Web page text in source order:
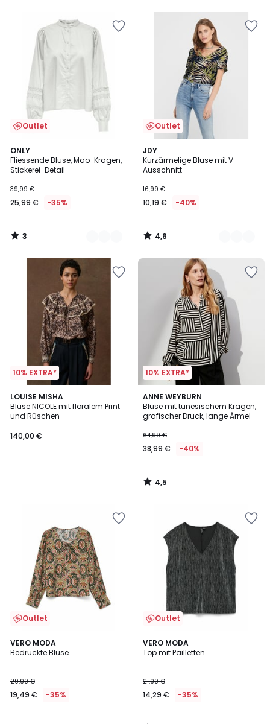
Outlet
ONLY
Fliessende Bluse, Mao-Kragen,
Stickerei-Detail
39,99 €
25,99 € -35%
3
/
5
2
Farben
3
/
Outlet
JDY
Kurzärmelige Bluse mit V-
Ausschnitt
16,99 €
10,19 € -40%
4,6
/ 5
3
Farben
4,6
/
10% EXTRA*
LOUISE MISHA
Bluse NICOLE mit floralem Print
und Rüschen
140,00 €
10% EXTRA*
ANNE WEYBURN
Bluse mit tunesischem Kragen,
grafischer Druck, lange Ärmel
64,99 €
38,99 € -40%
4,5
/ 5
4,5
/
Outlet
VERO MODA
Bedruckte Bluse
29,99 €
19,49 € -35%
Outlet
VERO MODA
Top mit Pailletten
21,99 €
14,29 € -35%
4
/